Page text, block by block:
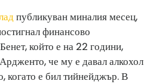
публикуван миналия месец,
финансово
който е на 22 години,
че му е давал алкохол
когато е бил тийнейджър. В